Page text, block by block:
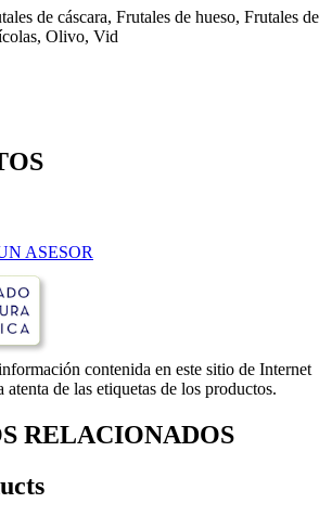
de cáscara, Frutales de hueso, Frutales de
Olivo, Vid
ASESOR
contenida en este sitio de Internet
de las etiquetas de los productos.
RELACIONADOS